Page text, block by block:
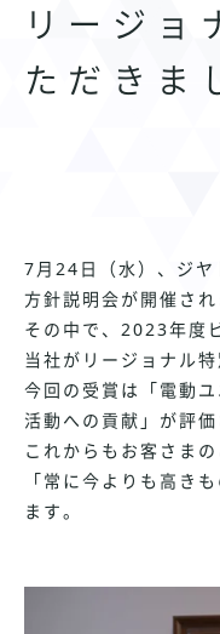
リージョ
ただきま
7月24日（水）、ジ
方針説明会が開催され
その中で、2023年度
当社がリージョナル
今回の受賞は「電動
活動への貢献」が評価
これからもお客さま
「常に今よりも高き
ます。